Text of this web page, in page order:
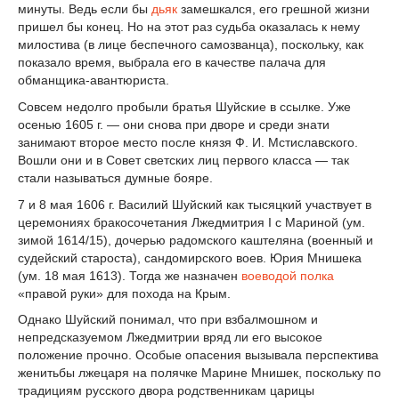
минуты. Ведь если бы дьяк замешкался, его грешной жизни
пришел бы конец. Но на этот раз судьба оказалась к нему
милостива (в лице беспечного самозванца), поскольку, как
показало время, выбрала его в качестве палача для
обманщика-авантюриста.
Совсем недолго пробыли братья Шуйские в ссылке. Уже
осенью 1605 г. — они снова при дворе и среди знати
занимают второе место после князя Ф. И. Мстиславского.
Вошли они и в Совет светских лиц первого класса — так
стали называться думные бояре.
7 и 8 мая 1606 г. Василий Шуйский как тысяцкий участвует в
церемониях бракосочетания Лжедмитрия I с Мариной (ум.
зимой 1614/15), дочерью радомского каштеляна (военный и
судейский староста), сандомирского воев. Юрия Мнишека
(ум. 18 мая 1613). Тогда же назначен воеводой полка
«правой руки» для похода на Крым.
Однако Шуйский понимал, что при взбалмошном и
непредсказуемом Лжедмитрии вряд ли его высокое
положение прочно. Особые опасения вызывала перспектива
женитьбы лжецаря на полячке Марине Мнишек, поскольку по
традициям русского двора родственникам царицы